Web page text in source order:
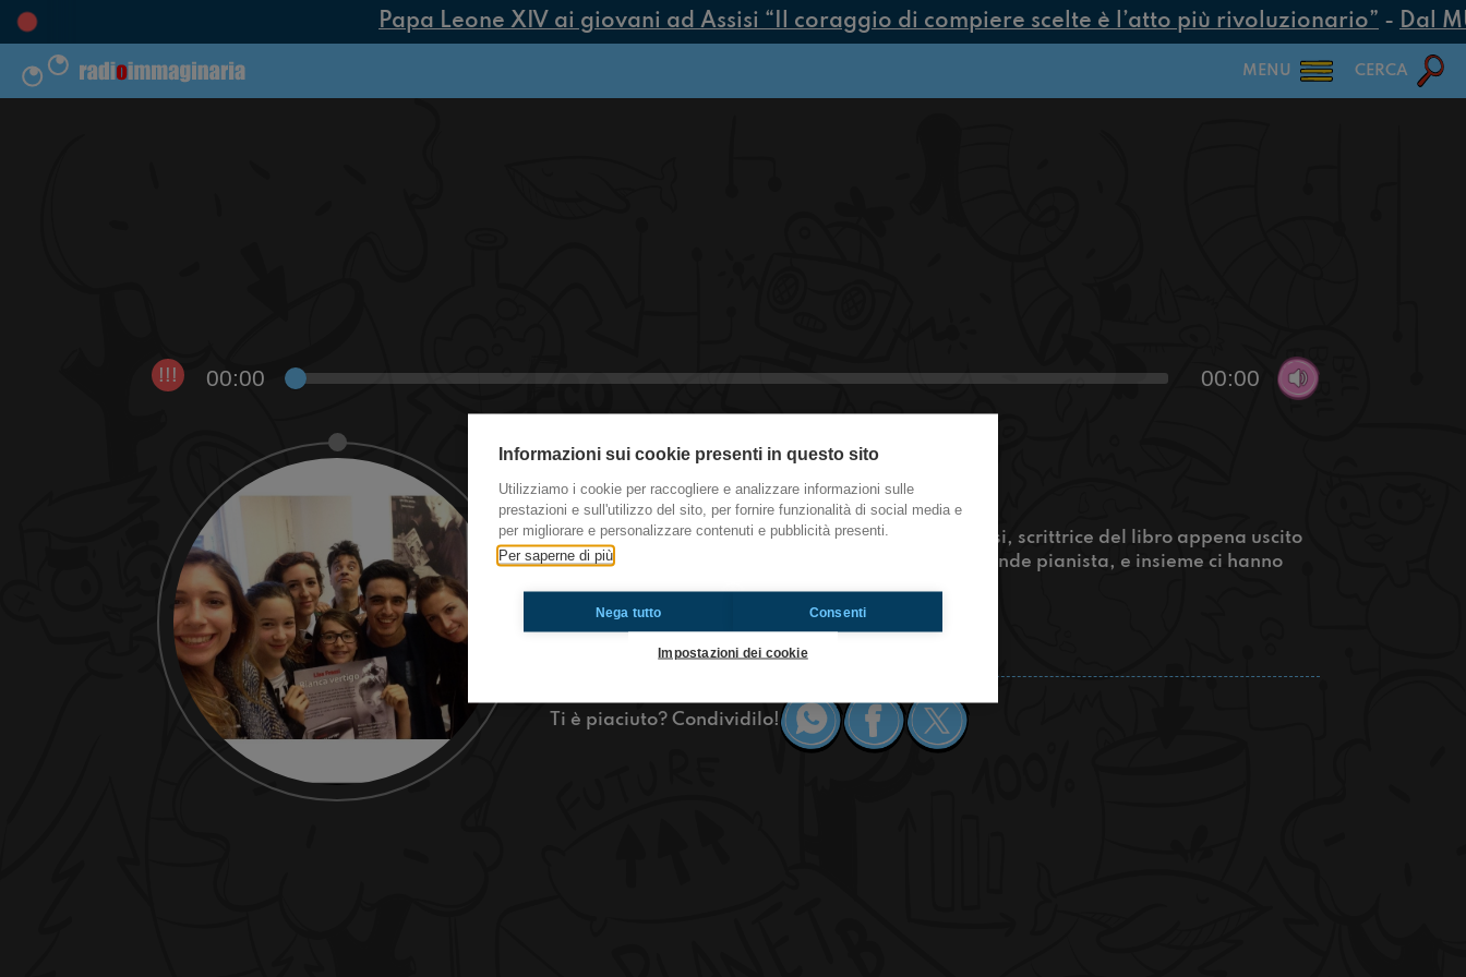
Papa Leone XIV ai giovani ad Assisi “Il coraggio di compiere scelte è l’atto più rivoluzionario”- Dal
MENU CERCA
!!! 00:00 00:00
#cr Bianca Vertigo
Siamo andati alla scoperta del mondo di Lisa Frassi, scrittrice del libro appena uscito
"Bianca Vertigo"! Con lei c'è Matteo Giorgioni, grande pianista, e insieme ci hanno
Cremona.
Ti è piaciuto? Condividilo!
Informazioni sui cookie presenti in questo sito
Utilizziamo i cookie per raccogliere e analizzare informazioni sulle
prestazioni e sull'utilizzo del sito, per fornire funzionalità di social media e
per migliorare e personalizzare contenuti e pubblicità presenti.
Per saperne di più
Nega tutto Consenti
Impostazioni dei cookie